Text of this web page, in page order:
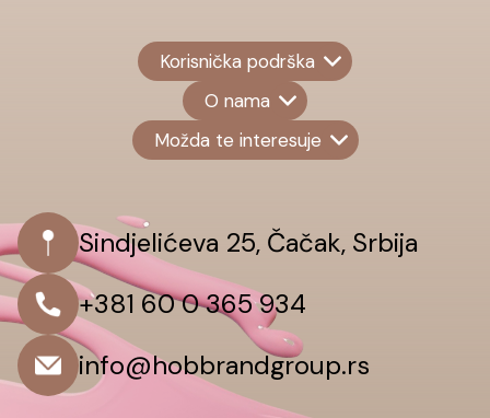
Korisnička podrška
O nama
Možda te interesuje
Sindjelićeva 25, Čačak, Srbija
+381 60 0 365 934
info@hobbrandgroup.rs